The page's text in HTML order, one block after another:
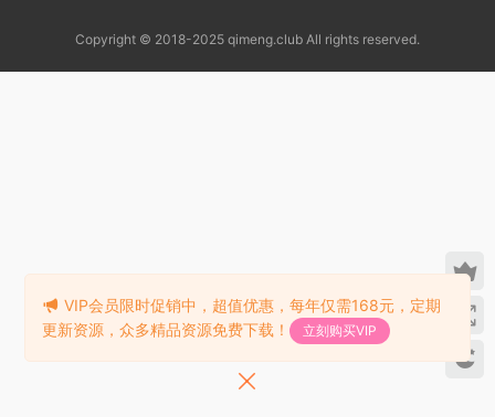
Copyright © 2018-2025 qimeng.club All rights reserved.
VIP会员限时促销中，超值优惠，每年仅需168元，定期
更新资源，众多精品资源免费下载！
立刻购买VIP